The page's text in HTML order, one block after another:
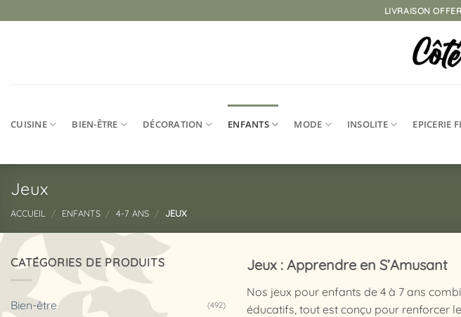
au
LIVRAISON
CUISINE BIEN-ÊTRE DÉCORATION ENFANTS MODE INSOLITE EPICERIE
Jeux
ACCUEIL / ENFANTS / 4-7 ANS / JEUX
CATÉGORIES DE PRODUITS
Bien-être (492)
Jeux : Apprendre en S’Amusant
Nos jeux pour enfants de 4 à 7 ans
éducatifs, tout est conçu pour renforcer